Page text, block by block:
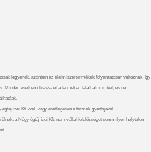
legyenek, azonban az élelmiszertermékek folyamatosan változnak, így
Minden esetben olvassa el a terméken található címkét, és ne
ízei Kft.-vel, vagy esetlegesen a termék gyártójával.
a Négy égtáj ízei Kft. nem vállal felelősséget semmilyen helytelen